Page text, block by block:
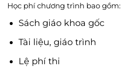
Học phí chương trình bao gồm:
Sách giáo khoa gốc
Tài liệu, giáo trình
Lệ phí thi